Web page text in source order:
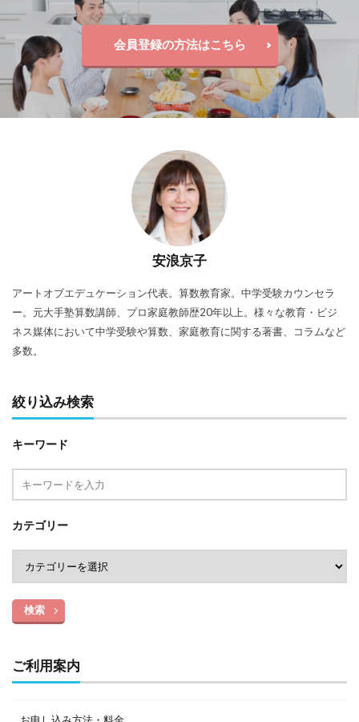
会員登録の方法はこちら
安浪京子
アートオブエデュケーション代表。算数教育家。中学受験カウンセラ
ー。元大手塾算数講師、プロ家庭教師歴20年以上。様々な教育・ビジ
ネス媒体において中学受験や算数、家庭教育に関する著書、コラムなど
多数。
絞り込み検索
キーワード
カテゴリー
検索
ご利用案内